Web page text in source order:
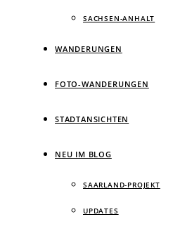
SACHSEN-ANHALT
WANDERUNGEN
FOTO-WANDERUNGEN
STADTANSICHTEN
NEU IM BLOG
SAARLAND-PROJEKT
UPDATES